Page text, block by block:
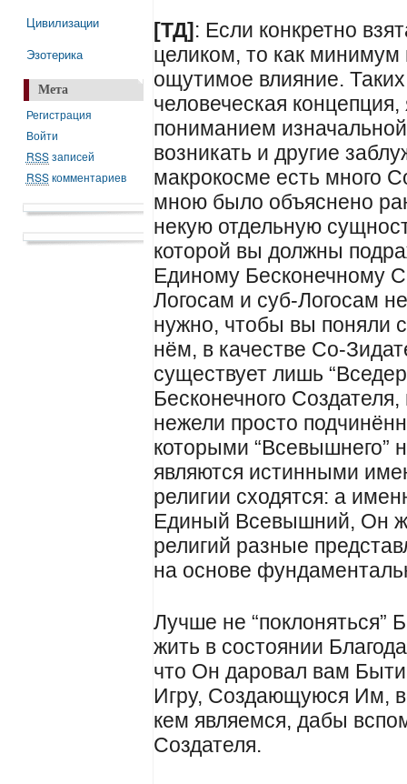
Цивилизации
Эзотерика
Мета
Регистрация
Войти
RSSзаписей
RSSкомментариев
[ТД]: Если конкретно
целиком, то как
ощутимое влияние. Таких
человеческая
пониманием
возникать и другие
макрокосме есть много
мною было объяснено
некую отдельную
которой вы должны
Единому Бесконечному
Логосам и суб-Логосам
нужно, чтобы вы поняли
нём, в качестве Со-
существует лишь
Бесконечного
нежели просто
которыми “Всевышнего”
являются истинными
религии сходятся: а
Единый Всевышний, Он
религий разные
на основе
Лучше не “поклоняться”
жить в состоянии
что Он даровал вам
Игру, Создающуюся Им,
кем являемся, дабы
Создателя.